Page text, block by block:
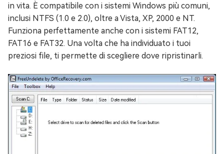
in vita. È compatibile con i sistemi Windows più comuni,
inclusi NTFS (1.0 e 2.0), oltre a Vista, XP, 2000 e NT.
Funziona perfettamente anche con i sistemi FAT12,
FAT16 e FAT32. Una volta che ha individuato i tuoi
preziosi file, ti permette di scegliere dove ripristinarli.